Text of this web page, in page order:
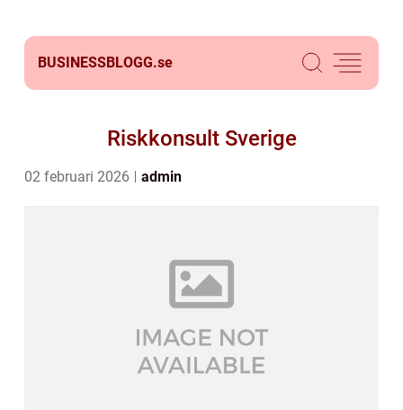
BUSINESSBLOGG.se
Riskkonsult Sverige
02 februari 2026 admin